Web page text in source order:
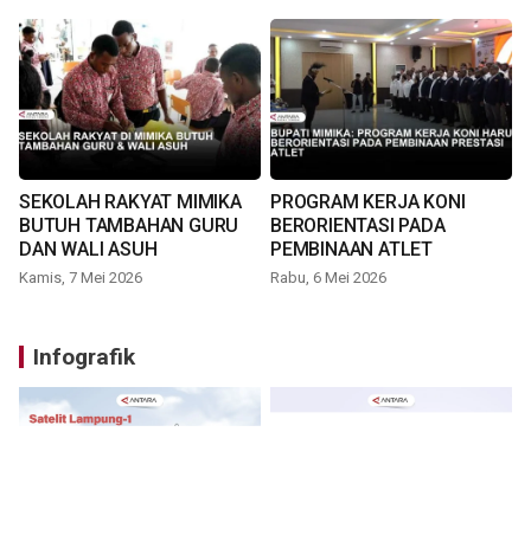
SEKOLAH RAKYAT MIMIKA
BUTUH TAMBAHAN GURU
DAN WALI ASUH
Kamis, 7 Mei 2026
PROGRAM KERJA KONI
BERORIENTASI PADA
PEMBINAAN ATLET
Rabu, 6 Mei 2026
Infografik